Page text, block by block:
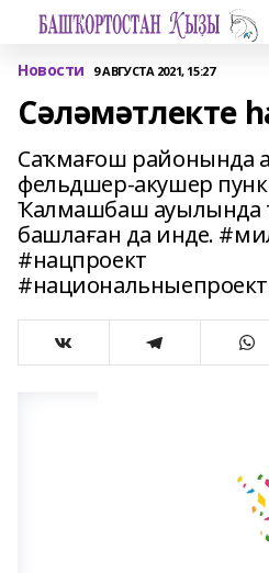
Новости 9 АВГУСТА 2021, 15:27
Сәләмәтлекте
Саҡмағош районында
фельдшер-акушер
Ҡалмашбаш ауылында
башлаған да инде.
#нацпроект